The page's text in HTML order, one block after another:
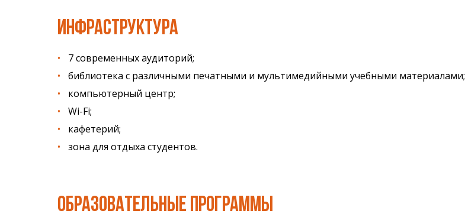
ИНФРАСТРУКТУРА
7 современных аудиторий;
библиотека с различными печатными и мультимедийными учебными материалами;
компьютерный центр;
Wi-Fi;
кафетерий;
зона для отдыха студентов.
ОБРАЗОВАТЕЛЬНЫЕ ПРОГРАММЫ